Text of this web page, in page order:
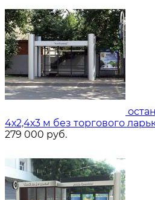
4х2,4х3 м без торгового
279 000 руб.